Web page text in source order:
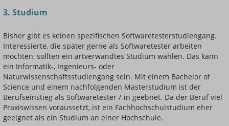
3. Studium
Bisher gibt es keinen spezifischen Softwaretesterstudiengang.
Interessierte, die später gerne als Softwaretester arbeiten
möchten, sollten ein artverwandtes Studium wählen. Das kann
ein Informatik-, Ingenieurs- oder
Naturwissenschaftsstudiengang sein. Mit einem Bachelor of
Science und einem nachfolgenden Masterstudium ist der
Berufseinstieg als Softwaretester /-in geebnet. Da der Beruf viel
Praxiswissen voraussetzt, ist ein Fachhochschulstudium eher
geeignet als ein Studium an einer Hochschule.